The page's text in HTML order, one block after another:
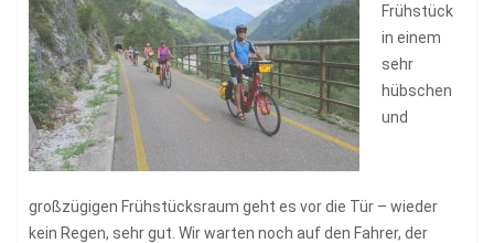
Frühstück
in einem
sehr
hübschen
und
großzügigen Frühstücksraum geht es vor die Tür – wieder
kein Regen, sehr gut. Wir warten noch auf den Fahrer, der